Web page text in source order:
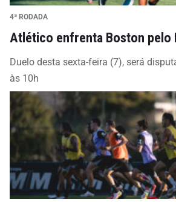
4ª RODADA
Atlético enfrenta Boston pelo
Duelo desta sexta-feira (7), será
às 10h